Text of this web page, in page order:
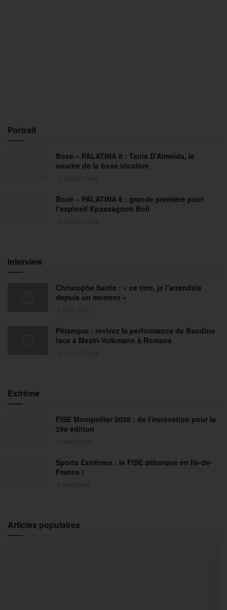
Portrait
Boxe – PALATINA 8 : Tania D’Almeida, le
sourire de la boxe tricolore
Boxe – PALATINA 8 : grande première pour
l’explosif Kpassagnon Boli
Interview
Christophe Sarrio : « ce titre, je l’attendais
depuis un moment »
Pétanque : revivez la performance de Baudino
face à Meziri-Volkmann à Romans
Extrême
FISE Montpellier 2026 : de l’innovation pour la
29e édition
Sports Extrêmes : le FISE débarque en Ile-de-
France !
Articles populaires